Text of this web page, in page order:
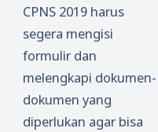
CPNS 2019 harus
segera mengisi
formulir dan
melengkapi dokumen-
dokumen yang
diperlukan agar bisa